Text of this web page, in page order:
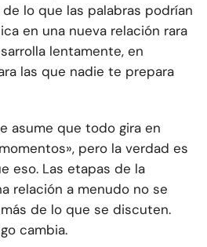
lo que las palabras podrían
en una nueva relación rara
lentamente, en
las que nadie te prepara
asume que todo gira en
pero la verdad es
eso. Las etapas de la
relación a menudo no se
de lo que se discuten.
cambia.